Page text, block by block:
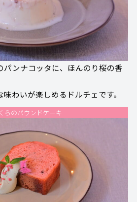
パンナコッタに、ほんのり桜の香
わいが楽しめるドルチェです。
らのパウンドケーキ